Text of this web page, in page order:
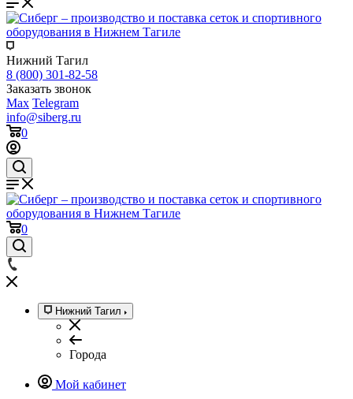
Нижний Тагил
8 (800) 301-82-58
Заказать звонок
Max Telegram
info@siberg.ru
0
0
Нижний Тагил
Города
Мой кабинет